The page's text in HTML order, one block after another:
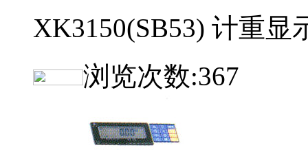
XK3150(SB53) 计重显
浏览次数:367